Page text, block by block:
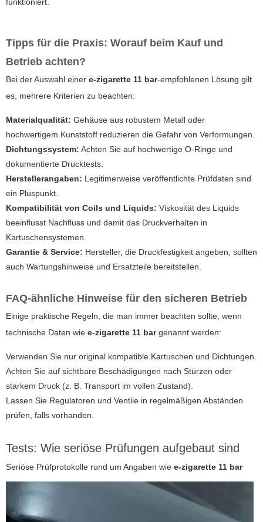
funktioniert.
Tipps für die Praxis: Worauf beim Kauf und
Betrieb achten?
Bei der Auswahl einer e-zigarette 11 bar-empfohlenen Lösung gilt
es, mehrere Kriterien zu beachten:
Materialqualität: Gehäuse aus robustem Metall oder
hochwertigem Kunststoff reduzieren die Gefahr von Verformungen.
Dichtungssystem: Achten Sie auf hochwertige O-Ringe und
dokumentierte Drucktests.
Herstellerangaben: Legitimerweise veröffentlichte Prüfdaten sind
ein Pluspunkt.
Kompatibilität von Coils und Liquids: Viskosität des Liquids
beeinflusst Nachfluss und damit das Druckverhalten in
Kartuschensystemen.
Garantie & Service: Hersteller, die Druckfestigkeit angeben, sollten
auch Wartungshinweise und Ersatzteile bereitstellen.
FAQ-ähnliche Hinweise für den sicheren Betrieb
Einige praktische Regeln, die man immer beachten sollte, wenn
technische Daten wie e-zigarette 11 bargenannt werden:
Verwenden Sie nur original kompatible Kartuschen und Dichtungen.
Achten Sie auf sichtbare Beschädigungen nach Stürzen oder
starkem Druck (z. B. Transport im vollen Zustand).
Lassen Sie Regulatoren und Ventile in regelmäßigen Abständen
prüfen, falls vorhanden.
Tests: Wie seriöse Prüfungen aufgebaut sind
Seriöse Prüfprotokolle rund um Angaben wie e-zigarette 11 bar